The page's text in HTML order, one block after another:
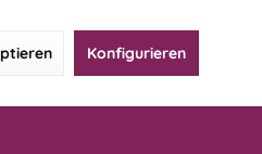
Konfigurieren